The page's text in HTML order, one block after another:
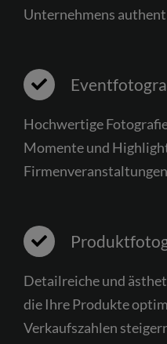
Unternehmens
Hochwertige
Momente und
Detailreiche und
die Ihre Produkte
Verkaufszahlen